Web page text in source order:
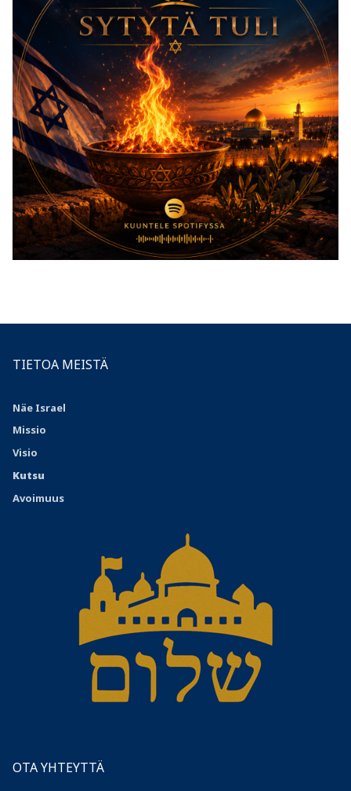
TIETOA MEISTÄ
Näe Israel
Missio
Visio
Kutsu
Avoimuus
OTA YHTEYTTÄ